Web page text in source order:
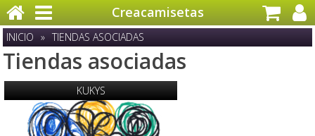
Creacamisetas
INICIO » TIENDAS ASOCIADAS
Tiendas asociadas
KUKYS